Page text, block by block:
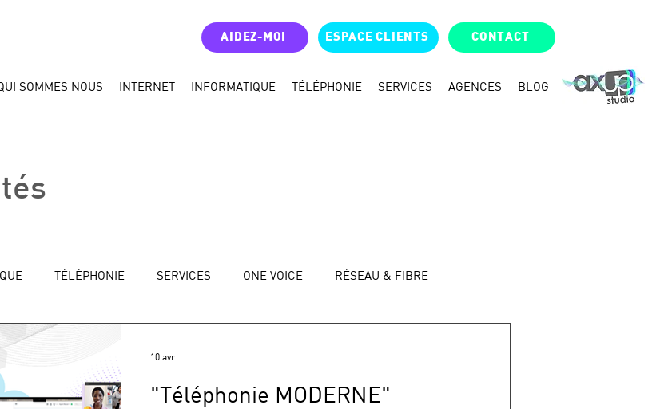
AIDEZ-MOI ESPACE CLIENTS CONTACT
SOMMES NOUS INTERNET INFORMATIQUE TÉLÉPHONIE SERVICES AGENCES BLOG
TÉLÉPHONIE SERVICES ONE VOICE RÉSEAU & FIBRE
"Téléphonie MODERNE"
10 avr.